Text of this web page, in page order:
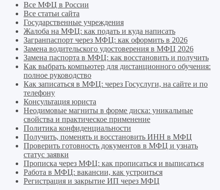
Все МФЦ в России
Все статьи сайта
Государственные учреждения
Жалоба на МФЦ: как подать и куда написать
Загранпаспорт через МФЦ: как оформить в 2026
Замена водительского удостоверения в МФЦ 2026
Замена паспорта в МФЦ: как восстановить и получить
Как выбрать компьютер для дистанционного обучения:
полное руководство
Как записаться в МФЦ: через Госуслуги, на сайте и по
телефону
Консультация юриста
Неодимовые магниты в форме диска: уникальные
свойства и практическое применение
Политика конфиденциальности
Получить, поменять и восстановить ИНН в МФЦ
Проверить готовность документов в МФЦ и узнать
статус заявки
Прописка через МФЦ: как прописаться и выписаться
Работа в МФЦ: вакансии, как устроиться
Регистрация и закрытие ИП через МФЦ